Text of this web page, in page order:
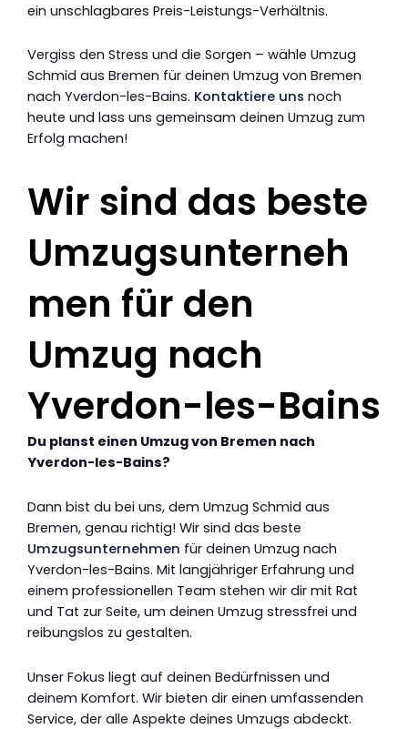
ein unschlagbares Preis-Leistungs-Verhältnis.
Vergiss den Stress und die Sorgen – wähle Umzug
Schmid aus Bremen für deinen Umzug von Bremen
nach Yverdon-les-Bains. Kontaktiere uns noch
heute und lass uns gemeinsam deinen Umzug zum
Erfolg machen!
Wir sind das beste
Umzugsunterneh
men für den
Umzug nach
Yverdon-les-Bains
Du planst einen Umzug von Bremen nach
Yverdon-les-Bains?
Dann bist du bei uns, dem Umzug Schmid aus
Bremen, genau richtig! Wir sind das beste
Umzugsunternehmen für deinen Umzug nach
Yverdon-les-Bains. Mit langjähriger Erfahrung und
einem professionellen Team stehen wir dir mit Rat
und Tat zur Seite, um deinen Umzug stressfrei und
reibungslos zu gestalten.
Unser Fokus liegt auf deinen Bedürfnissen und
deinem Komfort. Wir bieten dir einen umfassenden
Service, der alle Aspekte deines Umzugs abdeckt.